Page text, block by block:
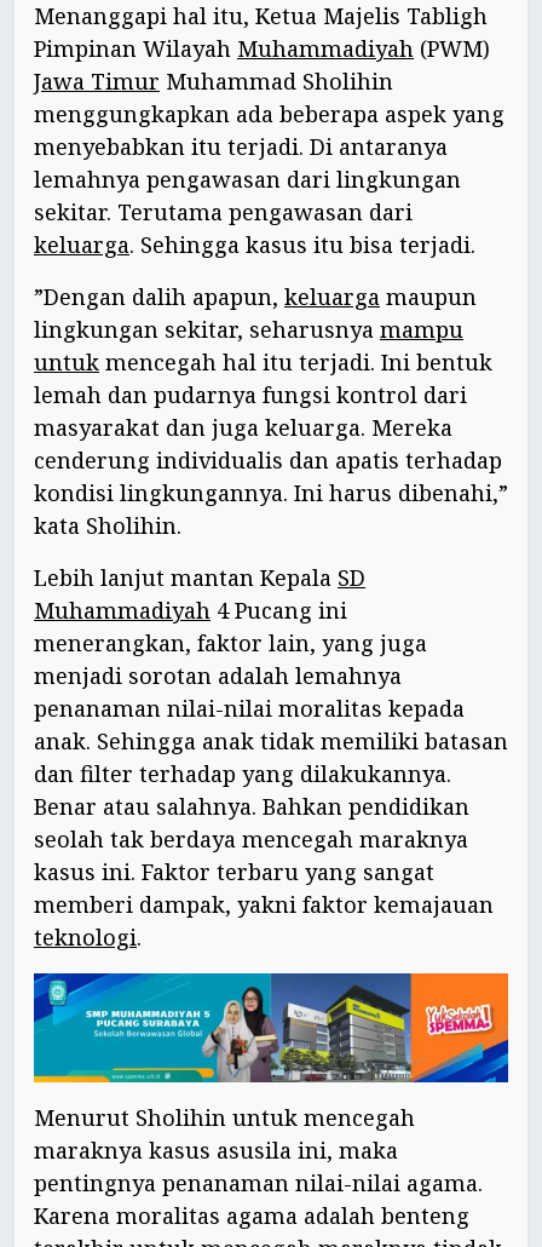
Menanggapi hal itu, Ketua Majelis Tabligh
Pimpinan Wilayah Muhammadiyah (PWM)
Jawa Timur Muhammad Sholihin
menggungkapkan ada beberapa aspek yang
menyebabkan itu terjadi. Di antaranya
lemahnya pengawasan dari lingkungan
sekitar. Terutama pengawasan dari
keluarga. Sehingga kasus itu bisa terjadi.
”Dengan dalih apapun, keluarga maupun
lingkungan sekitar, seharusnya mampu
untuk mencegah hal itu terjadi. Ini bentuk
lemah dan pudarnya fungsi kontrol dari
masyarakat dan juga keluarga. Mereka
cenderung individualis dan apatis terhadap
kondisi lingkungannya. Ini harus dibenahi,”
kata Sholihin.
Lebih lanjut mantan Kepala SD
Muhammadiyah 4 Pucang ini
menerangkan, faktor lain, yang juga
menjadi sorotan adalah lemahnya
penanaman nilai-nilai moralitas kepada
anak. Sehingga anak tidak memiliki batasan
dan filter terhadap yang dilakukannya.
Benar atau salahnya. Bahkan pendidikan
seolah tak berdaya mencegah maraknya
kasus ini. Faktor terbaru yang sangat
memberi dampak, yakni faktor kemajauan
teknologi.
Menurut Sholihin untuk mencegah
maraknya kasus asusila ini, maka
pentingnya penanaman nilai-nilai agama.
Karena moralitas agama adalah benteng